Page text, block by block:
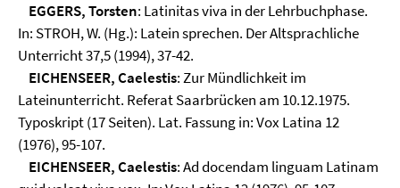
EGGERS, Torsten: Latinitas viva in der Lehrbuchphase.
In: STROH, W. (Hg.): Latein sprechen. Der Altsprachliche
Unterricht 37,5 (1994), 37-42.
EICHENSEER, Caelestis: Zur Mündlichkeit im
Lateinunterricht. Referat Saarbrücken am 10.12.1975.
Typoskript (17 Seiten). Lat. Fassung in: Vox Latina 12
(1976), 95-107.
EICHENSEER, Caelestis: Ad docendam linguam Latinam